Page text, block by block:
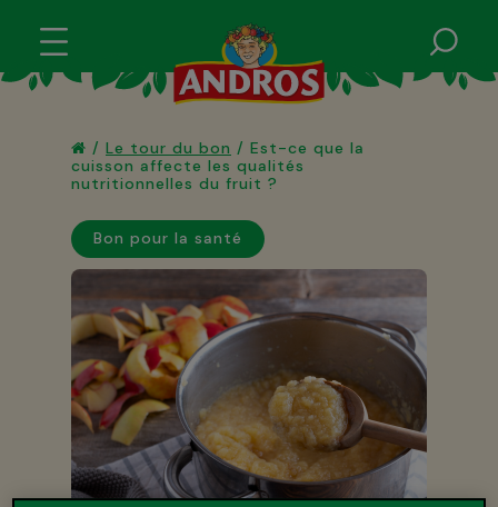
/ Le tour du bon / Est-ce que la
cuisson affecte les qualités
nutritionnelles du fruit ?
Bon pour la santé